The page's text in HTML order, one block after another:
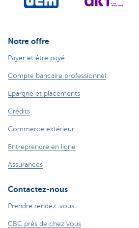
Notre offre
Payer et être payé
Compte bancaire professionnel
Épargne et placements
Crédits
Commerce extérieur
Entreprendre en ligne
Assurances
Contactez-nous
Prendre rendez-vous
CBC près de chez vous